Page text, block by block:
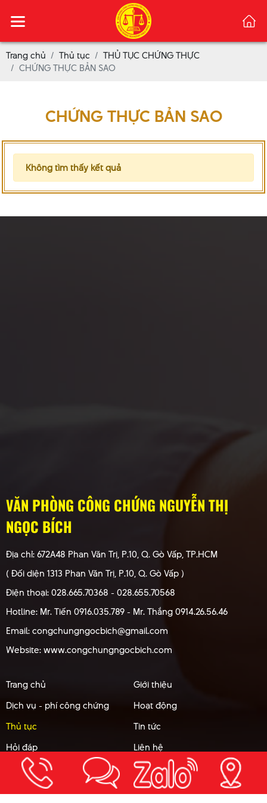
Trang chủ Thủ tục
THỦ TỤC CHỨNG THỰC
CHỨNG THỰC BẢN SAO
CHỨNG THỰC BẢN SAO
Không tìm thấy kết quả
VĂN PHÒNG CÔNG CHỨNG NGUYỄN THỊ
NGỌC BÍCH
Địa chỉ: 672A48 Phan Văn Trị, P.10, Q. Gò Vấp, TP.HCM
( Đối diện 1313 Phan Văn Trị, P.10, Q. Gò Vấp )
Điện thoại: 028.665.70368 - 028.655.70568
Hotline: Mr. Tiến 0916.035.789 - Mr. Thắng 0914.26.56.46
Email: congchungngocbich@gmail.com
Website: www.congchungngocbich.com
Trang chủ
Giới thiệu
Dịch vụ - phí công chứng
Hoạt động
Thủ tục
Tin tức
Hỏi đáp
Liên hệ